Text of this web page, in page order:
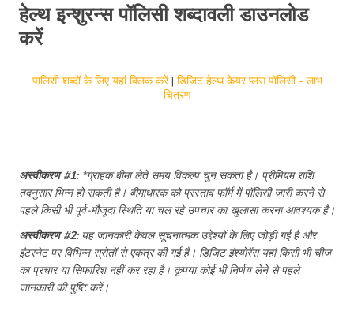
नो रूम रेंट कैपिंग हेल्थ इंश्योरेंस
रिटायरमेंट के बाद हेल्थ इंश्योरेंस
सरकारी कर्मचारियों के लिए हेल्थ इंश्योरेंस
हेल्थ इन्शुरन्स पॉलिसी शब्दावली डाउनलोड
करें
पालिसी शब्दों के लिए यहां क्लिक करें| डिजिट हेल्थ केयर प्लस पॉलिसी - लाभ
चित्रण
अस्वीकरण #1: *ग्राहक बीमा लेते समय विकल्प चुन सकता है। प्रीमियम राशि
तदनुसार भिन्न हो सकती है। बीमाधारक को प्रस्ताव फॉर्म में पॉलिसी जारी करने से
पहले किसी भी पूर्व-मौजूदा स्थिति या चल रहे उपचार का खुलासा करना आवश्यक है।
अस्वीकरण #2:यह जानकारी केवल सूचनात्मक उद्देश्यों के लिए जोड़ी गई है और
इंटरनेट पर विभिन्न स्रोतों से एकत्र की गई है। डिजिट इंश्योरेंस यहां किसी भी चीज
का प्रचार या सिफारिश नहीं कर रहा है। कृपया कोई भी निर्णय लेने से पहले
जानकारी की पुष्टि करें।